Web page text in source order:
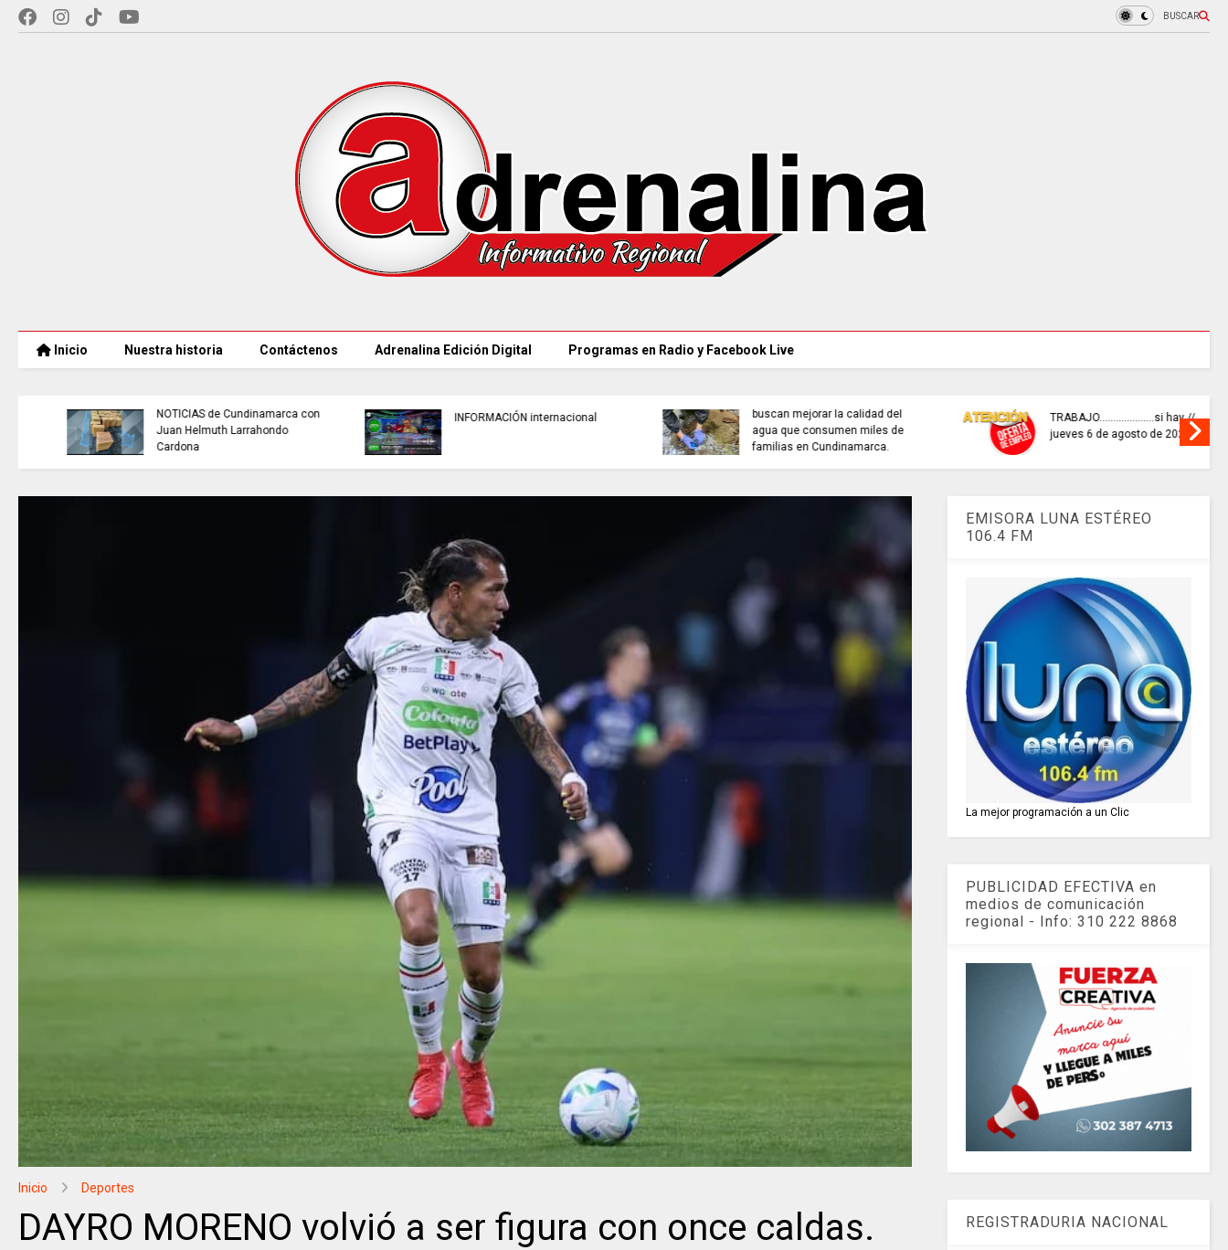
BUSCAR
Inicio Nuestra historia Contáctenos Adrenalina Edición Digital Programas en Radio y Facebook Live
TRABAJO....................si hay //
jueves 6 de agosto de 2026
REFLEXIÓN DE HOY
interactivo para consultar
recaudo de aportes a la
seguridad social.
ESTA ES LA BIBLIOTECA
Nacional Digital de Colombia –
BNDC
Inicio Deportes
DAYRO MORENO volvió a ser figura con once caldas.
EMISORA LUNA ESTÉREO
106.4 FM
La mejor programación a un Clic
PUBLICIDAD EFECTIVA en
medios de comunicación
regional - Info: 310 222 8868
REGISTRADURIA NACIONAL